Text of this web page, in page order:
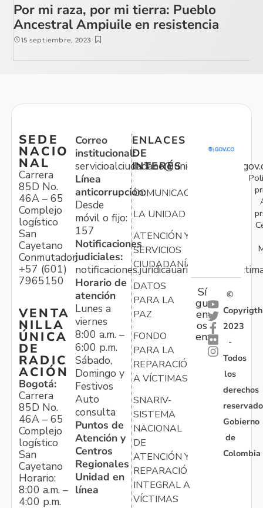
Por mi raza, por mi tierra: Pueblo
Ancestral Ampiuile en resistencia
15 septiembre, 2023
SEDE
NACIO
NAL
Carrera
85D No.
46A – 65
Complejo
logístico
San
Cayetano
Conmutador:
+57 (601)
7965150
VENTA
NILLA
ÚNICA
DE
RADIC
ACIÓN
Bogotá:
Carrera
85D No.
46A – 65
Complejo
logístico
San
Cayetano
Horario:
8:00 a.m. –
4:00 p.m.
Correo
institucional:
Línea
anticorrupción:
Desde
móvil o fijo:
157
Notificaciones
judiciales:
Horario de
atención
Lunes a
viernes
8:00 a.m. –
6:00 p.m.
Sábado,
Domingo y
Festivos
Auto
consulta
Puntos de
Atención y
Centros
Regionales
Unidad en
línea
ENLACES
DE
INTERÉS
COMUNICACIONES
LA UNIDAD
ATENCIÓN Y
SERVICIOS
CIUDADANÍA
DATOS
PARA LA
PAZ
FONDO
PARA LA
REPARACIÓN
A VÍCTIMAS
SNARIV-
SISTEMA
NACIONAL
DE
ATENCIÓN Y
REPARACIÓN
INTEGRAL A
VÍCTIMAS
Sí
gu
en
os
en:
©
Copyrigth
2023
-
Todos
los
derechos
Gobierno
de
Colombia